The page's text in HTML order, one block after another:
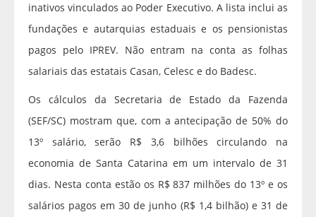
inativos vinculados ao Poder Executivo. A lista inclui as
fundações e autarquias estaduais e os pensionistas
pagos pelo IPREV. Não entram na conta as folhas
salariais das estatais Casan, Celesc e do Badesc.
Os cálculos da Secretaria de Estado da Fazenda
(SEF/SC) mostram que, com a antecipação de 50% do
13º salário, serão R$ 3,6 bilhões circulando na
economia de Santa Catarina em um intervalo de 31
dias. Nesta conta estão os R$ 837 milhões do 13º e os
salários pagos em 30 de junho (R$ 1,4 bilhão) e 31 de